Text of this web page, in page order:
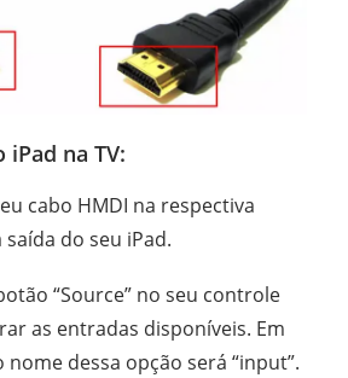
iPad na TV:
cabo HMDI na respectiva
do seu iPad.
“Source” no seu controle
as entradas disponíveis. Em
dessa opção será “input”.